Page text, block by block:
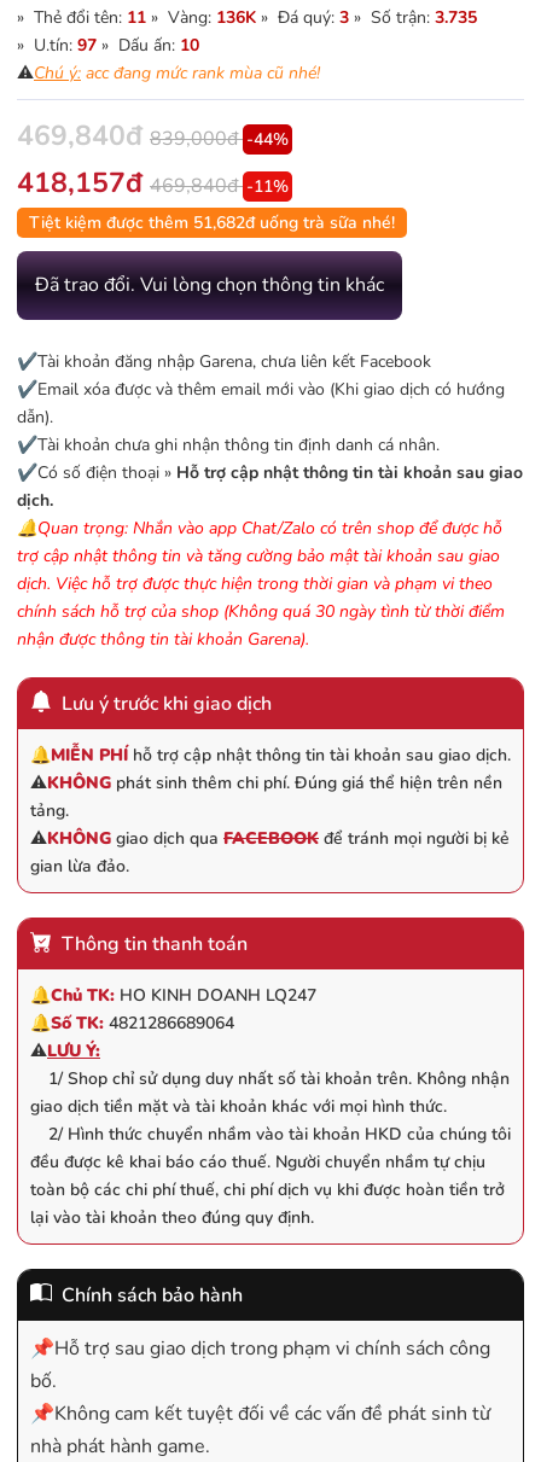
» Thẻ đổi tên: 11 » Vàng: 136K » Đá quý: 3 » Số trận: 3.735
» U.tín: 97 » Dấu ấn: 10
⚠️Chú ý: acc đang mức rank mùa cũ nhé!
469,840đ 839,000đ -44%
418,157đ 469,840đ -11%
Tiệt kiệm được thêm 51,682đ uống trà sữa nhé!
Đã trao đổi. Vui lòng chọn thông tin khác
✔️Tài khoản đăng nhập Garena, chưa liên kết Facebook
✔️Email xóa được và thêm email mới vào (Khi giao dịch có hướng
dẫn).
✔️Tài khoản chưa ghi nhận thông tin định danh cá nhân.
✔️Có số điện thoại » Hỗ trợ cập nhật thông tin tài khoản sau giao
dịch.
🔔Quan trọng: Nhắn vào app Chat/Zalo có trên shop để được hỗ
trợ cập nhật thông tin và tăng cường bảo mật tài khoản sau giao
dịch. Việc hỗ trợ được thực hiện trong thời gian và phạm vi theo
chính sách hỗ trợ của shop (Không quá 30 ngày tình từ thời điểm
nhận được thông tin tài khoản Garena).
Lưu ý trước khi giao dịch
🔔MIỄN PHÍ hỗ trợ cập nhật thông tin tài khoản sau giao dịch.
⚠️KHÔNG phát sinh thêm chi phí. Đúng giá thể hiện trên nền
tảng.
⚠️KHÔNG giao dịch qua FACEBOOK để tránh mọi người bị kẻ
gian lừa đảo.
Thông tin thanh toán
🔔Chủ TK: HO KINH DOANH LQ247
🔔Số TK: 4821286689064
⚠️LƯU Ý:
1/ Shop chỉ sử dụng duy nhất số tài khoản trên. Không nhận
giao dịch tiền mặt và tài khoản khác với mọi hình thức.
2/ Hình thức chuyển nhầm vào tài khoản HKD của chúng tôi
đều được kê khai báo cáo thuế. Người chuyển nhầm tự chịu
toàn bộ các chi phí thuế, chi phí dịch vụ khi được hoàn tiền trở
lại vào tài khoản theo đúng quy định.
Chính sách bảo hành
📌Hỗ trợ sau giao dịch trong phạm vi chính sách công
bố.
📌Không cam kết tuyệt đối về các vấn đề phát sinh từ
nhà phát hành game.